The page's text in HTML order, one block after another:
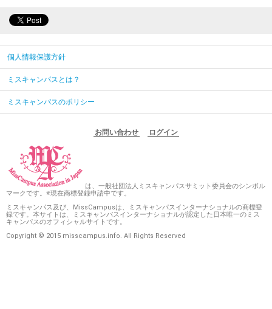
個人情報保護方針
ミスキャンパスとは？
ミスキャンパスのポリシー
お問い合わせ ログイン
は、一般社団法人ミスキャンパスサミット委員会のシンボル
マークです。※現在商標登録申請中です。
ミスキャンパス及び、MissCampusは、ミスキャンパスインターナショナルの商標登
録です。本サイトは、ミスキャンパスインターナショナルが認定した日本唯一のミス
キャンパスのオフィシャルサイトです。
Copyright © 2015 misscampus.info. All Rights Reserved